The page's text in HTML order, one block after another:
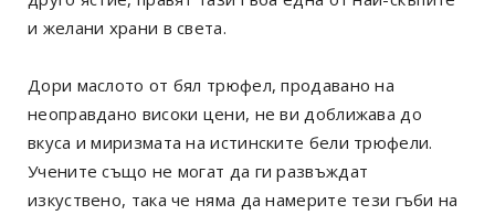
и желани храни в света.
Дори маслото от бял трюфел, продавано на
неоправдано високи цени, не ви доближава до
вкуса и миризмата на истинските бели трюфели.
Учените също не могат да ги развъждат
изкуствено, така че няма да намерите тези гъби на